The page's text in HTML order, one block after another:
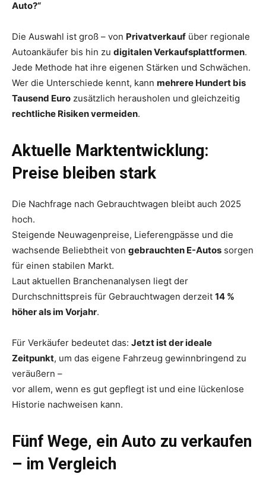
Auto?“
Die Auswahl ist groß – von Privatverkauf über regionale
Autoankäufer bis hin zu digitalen Verkaufsplattformen.
Jede Methode hat ihre eigenen Stärken und Schwächen.
Wer die Unterschiede kennt, kann mehrere Hundert bis
Tausend Euro zusätzlich herausholen und gleichzeitig
rechtliche Risiken vermeiden.
Aktuelle Marktentwicklung:
Preise bleiben stark
Die Nachfrage nach Gebrauchtwagen bleibt auch 2025
hoch.
Steigende Neuwagenpreise, Lieferengpässe und die
wachsende Beliebtheit von gebrauchten E-Autos sorgen
für einen stabilen Markt.
Laut aktuellen Branchenanalysen liegt der
Durchschnittspreis für Gebrauchtwagen derzeit 14 %
höher als im Vorjahr.
Für Verkäufer bedeutet das: Jetzt ist der ideale
Zeitpunkt, um das eigene Fahrzeug gewinnbringend zu
veräußern –
vor allem, wenn es gut gepflegt ist und eine lückenlose
Historie nachweisen kann.
Fünf Wege, ein Auto zu verkaufen
– im Vergleich